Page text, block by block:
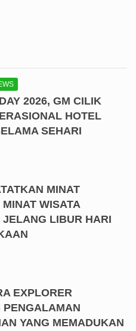
2026, GM CILIK
HOTEL
SEHARI
MINAT
WISATA
JELANG LIBUR HARI
EXPLORER
PENGALAMAN
YANG MEMADUKAN